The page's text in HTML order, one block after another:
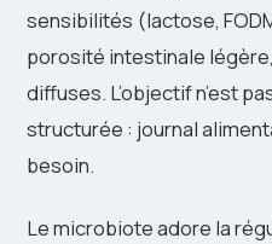
sensibilités (lactose,
porosité intestinale
diffuses. L’objectif n’est
structurée : journal
besoin.
Le microbiote adore la